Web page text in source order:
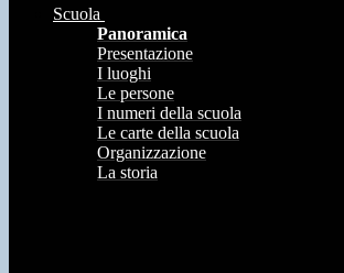
Scuola
Panoramica
Presentazione
I luoghi
Le persone
I numeri della scuola
Le carte della scuola
Organizzazione
La storia